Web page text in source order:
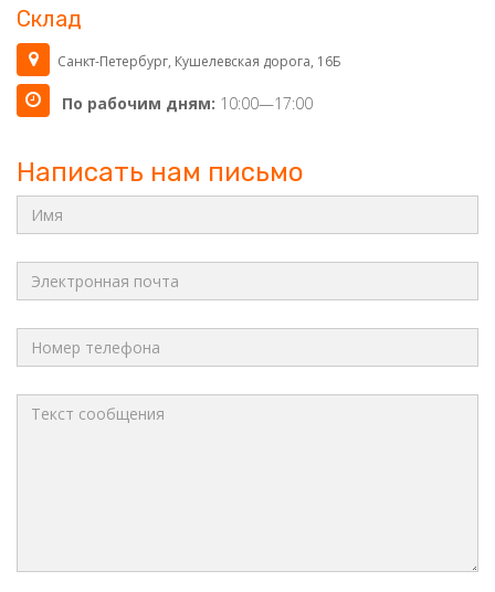
Склад
Санкт-Петербург, Кушелевская дорога, 16Б
По рабочим дням: 10:00—17:00
Написать нам письмо
Имя *:
Электронная
почта*:
Телефон *:
Сообщение*: